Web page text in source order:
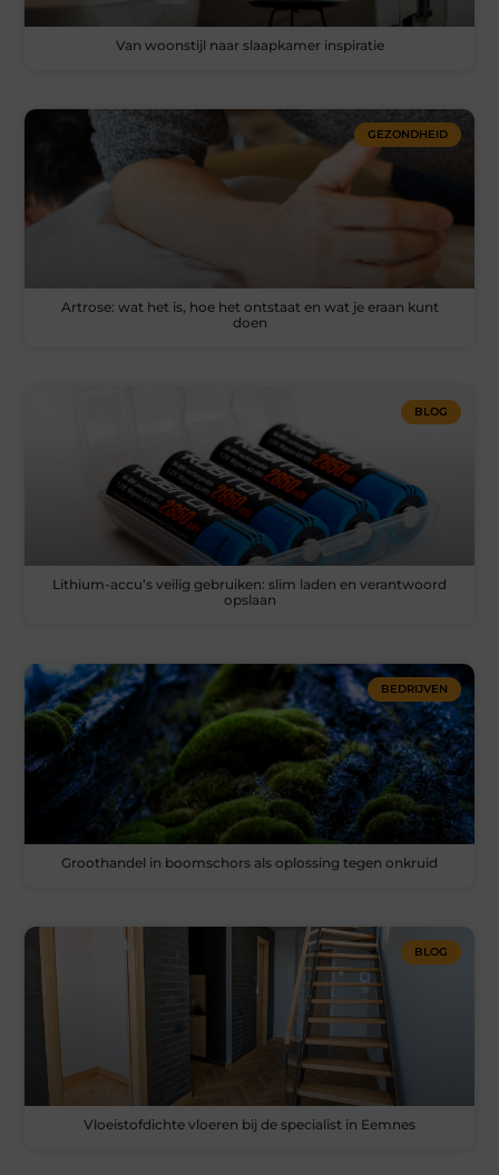
Van woonstijl naar slaapkamer inspiratie
GEZONDHEID
Artrose: wat het is, hoe het ontstaat en wat je eraan kunt
doen
BLOG
Lithium-accu’s veilig gebruiken: slim laden en verantwoord
opslaan
BEDRIJVEN
Groothandel in boomschors als oplossing tegen onkruid
BLOG
Vloeistofdichte vloeren bij de specialist in Eemnes